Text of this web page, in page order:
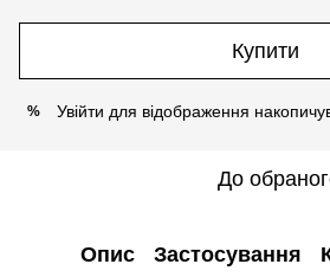
Купити
% Увійти для відображення
До
Опис Застосування